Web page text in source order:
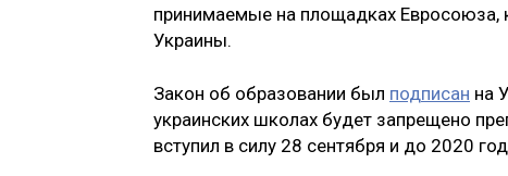
принимаемые на площадках Евросоюза,
Украины.
Закон об образовании был подписан на
украинских школах будет запрещено
вступил в силу 28 сентября и до 2020